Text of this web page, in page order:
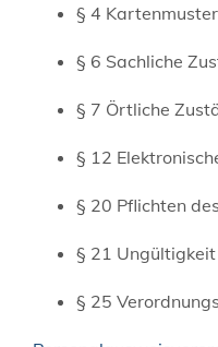
§ 4
§ 6 Sachliche
§ 7 Örtliche
§ 12
§ 20 Pflichten
§ 21 Ungültigkeit
§ 25